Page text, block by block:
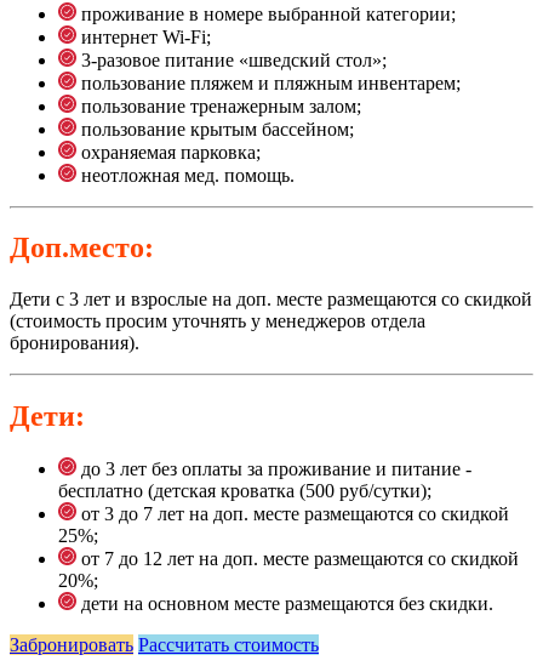
проживание в номере выбранной категории;
интернет Wi-Fi;
3-разовое питание «шведский стол»;
пользование пляжем и пляжным инвентарем;
пользование тренажерным залом;
пользование крытым бассейном;
охраняемая парковка;
неотложная мед. помощь.
Доп.место:
Дети с 3 лет и взрослые на доп. месте размещаются со скидкой
(стоимость просим уточнять у менеджеров отдела
бронирования).
Дети:
до 3 лет без оплаты за проживание и питание -
бесплатно (детская кроватка (500 руб/сутки);
от 3 до 7 лет на доп. месте размещаются со скидкой
25%;
от 7 до 12 лет на доп. месте размещаются со скидкой
20%;
дети на основном месте размещаются без скидки.
Забронировать Рассчитать стоимость